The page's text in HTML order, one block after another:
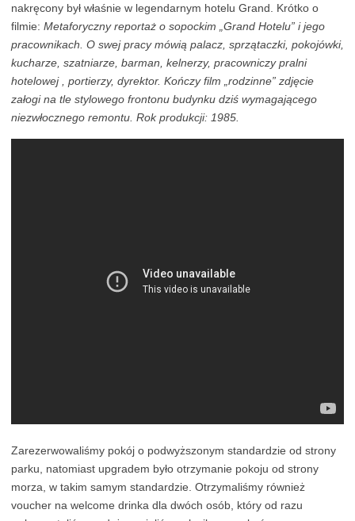
nakręcony był właśnie w legendarnym hotelu Grand. Krótko o
filmie: Metaforyczny reportaż o sopockim „Grand Hotelu” i jego
pracownikach. O swej pracy mówią palacz, sprzątaczki, pokojówki,
kucharze, szatniarze, barman, kelnerzy, pracowniczy pralni
hotelowej , portierzy, dyrektor. Kończy film „rodzinne” zdjęcie
załogi na tle stylowego frontonu budynku dziś wymagającego
niezwłocznego remontu. Rok produkcji: 1985.
Zarezerwowaliśmy pokój o podwyższonym standardzie od strony
parku, natomiast upgradem było otrzymanie pokoju od strony
morza, w takim samym standardzie. Otrzymaliśmy również
voucher na welcome drinka dla dwóch osób, który od razu